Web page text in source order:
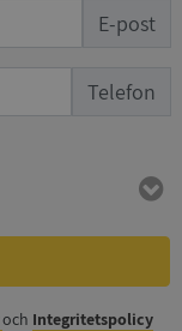
E-post
Telefon
och Integritetspolicy